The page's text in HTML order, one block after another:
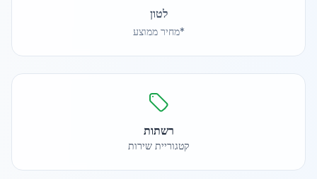
לטון
*מחיר ממוצע
רשתות
קטגוריית שירות